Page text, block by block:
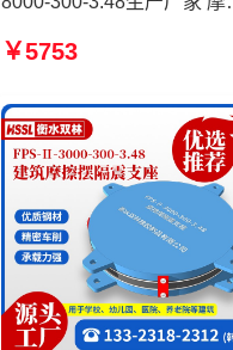
3.81生产厂家 FPS建筑摩
支座
￥5753